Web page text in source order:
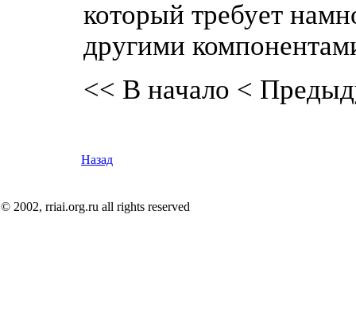
который требует
другими
<< В начало <
Назад
© 2002, rriai.org.ru all rights reserved